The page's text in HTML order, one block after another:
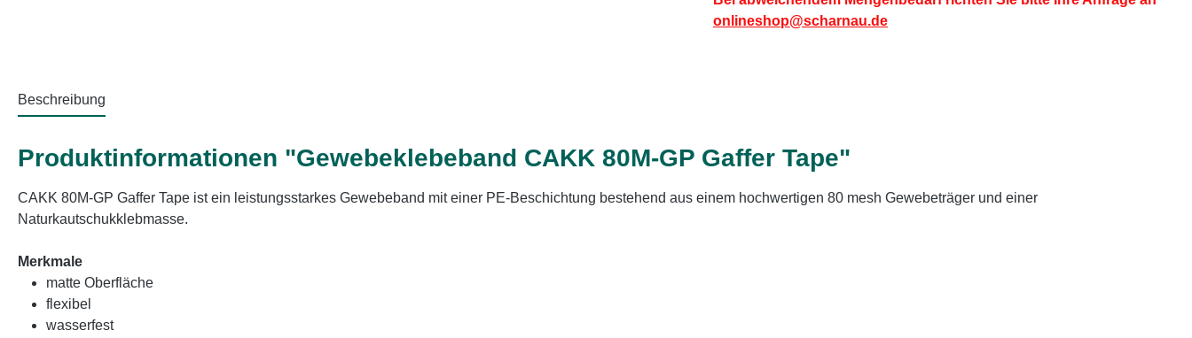
onlineshop@scharnau.de
Beschreibung
Produktinformationen "Gewebeklebeband CAKK 80M-GP Gaffer Tape"
CAKK 80M-GP Gaffer Tape ist ein leistungsstarkes Gewebeband mit einer PE-Beschichtung bestehend aus einem hochwertigen 80 mesh Gewebeträger und einer
Naturkautschukklebmasse.
Merkmale
matte Oberfläche
flexibel
wasserfest